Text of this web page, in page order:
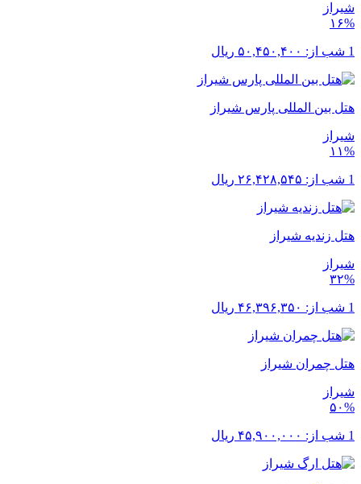
شیراز
۱۶%
1 شب از: ۵۰,۴۵۰,۴۰۰ ریال
هتل بین المللی پارس شیراز
شیراز
۱۱%
1 شب از: ۲۶,۴۲۸,۵۴۵ ریال
هتل زندیه شیراز
شیراز
۳۲%
1 شب از: ۴۶,۳۹۶,۳۵۰ ریال
هتل چمران شیراز
شیراز
۵۰%
1 شب از: ۴۵,۹۰۰,۰۰۰ ریال